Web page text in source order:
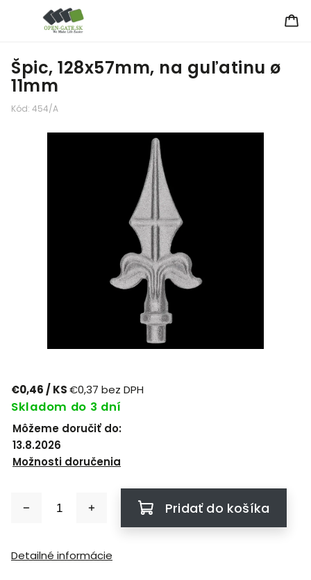
Špic, 128x57mm, na guľatinu ø
11mm
Kód: 454/A
€0,46 / KS€0,37 bez DPH
Skladom do 3 dní
Môžeme doručiť do:
13.8.2026
Možnosti doručenia
Pridať do košíka
Detailné informácie